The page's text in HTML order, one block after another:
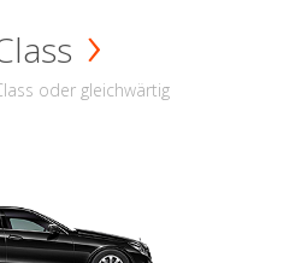
oder gleichwärtig